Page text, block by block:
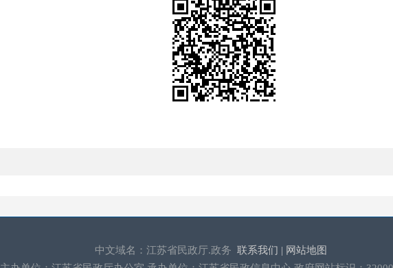
中文域名：江苏省民政厅.政务 联系我们 | 网站地图